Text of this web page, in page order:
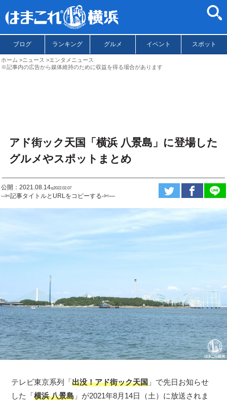
ブログ ランキング グルメ イベント スポット
ホーム ニュース
エンタメニュース
※記事内の広告から媒体維持のために収益を得る場合があります
アド街ック天国「横浜 八景島」に登場した
グルメやスポットまとめ
公開：2021.08.14ಇ2022.02.07
--✄記事タイトルとURLをコピーする-✄—
テレビ東京系列「出没！アド街ック天国 」で先日お知らせ
した「横浜 八景島 」が2021年8月14日（土）に放送されま